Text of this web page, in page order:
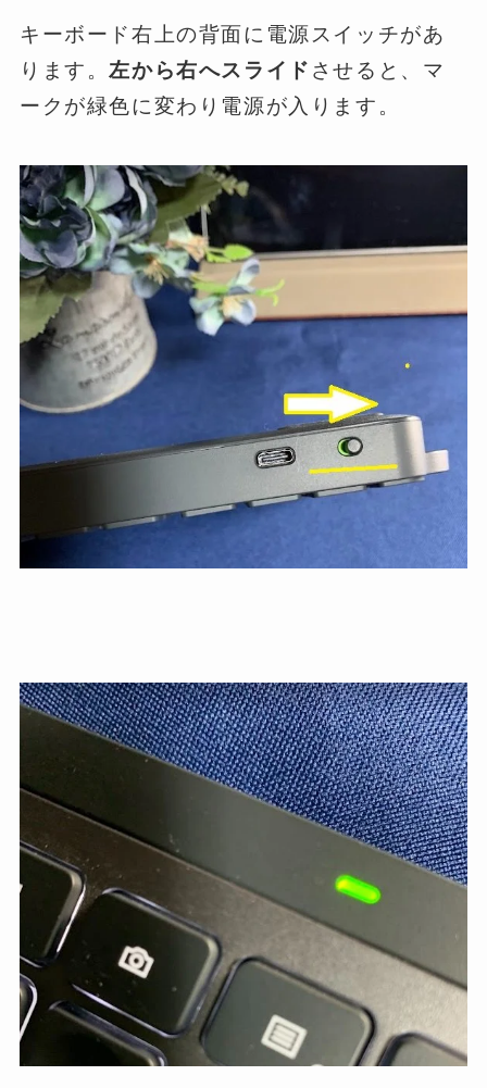
キーボード右上の背面に電源スイッチがあ
ります。左から右へスライド させると、マ
ークが緑色に変わり電源が入ります。